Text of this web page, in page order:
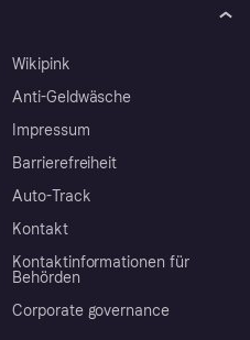
Wikipink
Anti-Geldwäsche
Impressum
Barrierefreiheit
Auto-Track
Kontakt
Kontaktinformationen für
Behörden
Corporate governance